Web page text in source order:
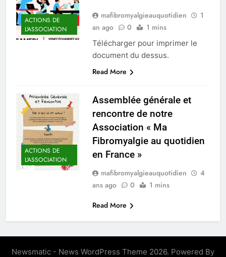
ACTIONS DE
L'ASSOCIATION
mafibromyalgieauquotidien
1
an ago
0 1 mins
Télécharger pour imprimer le
document du dessus.
Read More
ACTIONS DE
L'ASSOCIATION
Assemblée générale et
rencontre de notre
Association « Ma
Fibromyalgie au quotidien
en France »
mafibromyalgieauquotidien
4
ans ago
0
1 mins
Read More
Newsmatic - News WordPress Theme 2026. Powered By